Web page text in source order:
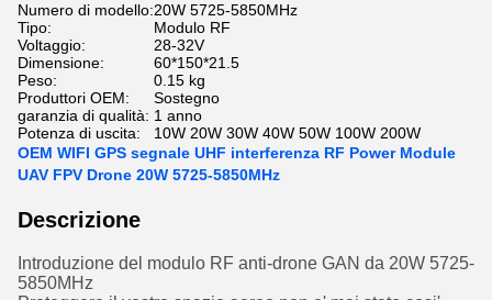
Numero di modello:20W 5725-5850MHz
Tipo:
Modulo RF
Voltaggio:
28-32V
Dimensione:
60*150*21.5
Peso:
0.15 kg
Produttori OEM:
Sostegno
garanzia di qualità: 1 anno
Potenza di uscita:
10W 20W 30W 40W 50W 100W 200W
OEM WIFI GPS segnale UHF interferenza RF Power Module
UAV FPV Drone 20W 5725-5850MHz
Descrizione
Introduzione del modulo RF anti-drone GAN da 20W 5725-
5850MHz